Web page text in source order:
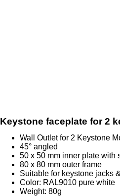
Keystone faceplate for 2
Wall Outlet for 2 Keystone
45° angled
50 x 50 mm inner plate with
80 x 80 mm outer frame
Suitable for keystone jacks
Color: RAL9010 pure white
Weight: 80g